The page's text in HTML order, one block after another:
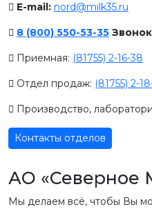
E-mail: nord@milk35.ru
8 (800) 550-53-35
Приемная: (81755) 2-16-38
Отдел продаж: (81755) 2-
Производство,
Контакты отделов
АО «Северное
Мы делаем всё, чтобы Вы